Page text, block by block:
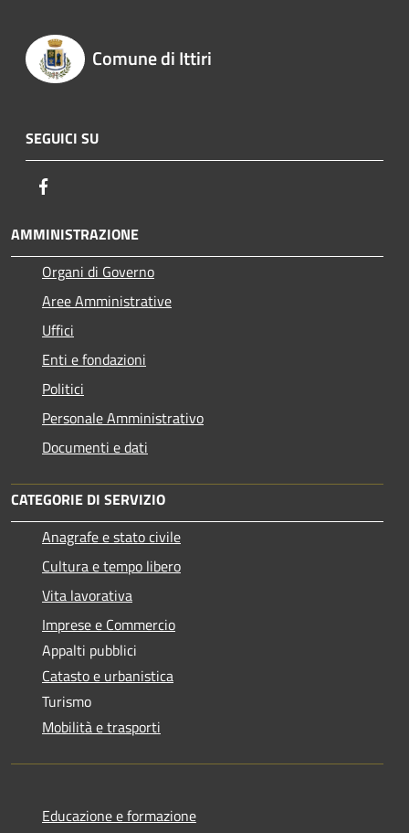
Comune di Ittiri
SEGUICI SU
AMMINISTRAZIONE
Organi di Governo
Aree Amministrative
Uffici
Enti e fondazioni
Politici
Personale Amministrativo
Documenti e dati
CATEGORIE DI SERVIZIO
Anagrafe e stato civile
Cultura e tempo libero
Vita lavorativa
Imprese e Commercio
Appalti pubblici
Catasto e urbanistica
Turismo
Mobilità e trasporti
Educazione e formazione